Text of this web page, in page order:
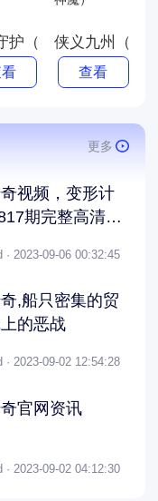
0.05折）
护（超变打金）
侠义九州（高
查看
更多
视频，变形计
期完整高清视
· 2023-09-06 00:32:45
,船只密集的贸
的恶战
· 2023-09-02 12:54:28
官网资讯
· 2023-09-02 04:12:30